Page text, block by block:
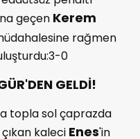
geçen Kerem
rağmen
0
GELDİ!
topla sol çaprazda
kaleci Enes'in